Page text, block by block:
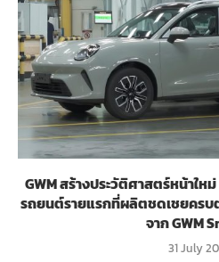
GWM สร้างประวัติศาสตร์หน้าให
รถยนต์รายแรกที่ผลิตชดเชยครบ
จาก GWM
31 July